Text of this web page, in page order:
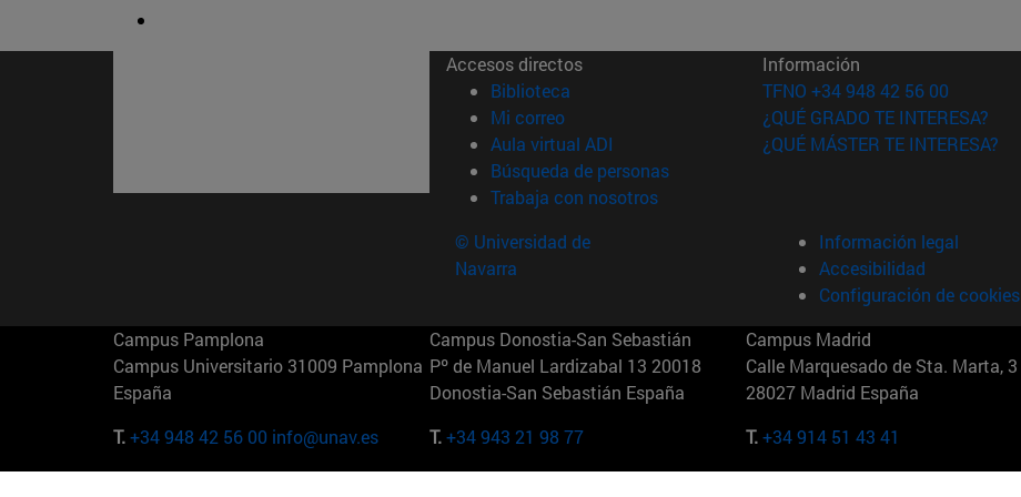
Accesos directos
Biblioteca (abre en nueva ventana)
Mi correo(abre en nueva ventana)
Aula virtual ADI (abre en nueva ventana)
Búsqueda de personas(abre en nueva ventana)
Trabaja con nosotros(abre en nueva ventana)
Información
TFNO +34 948 42 56 00
¿QUÉ GRADO TE INTERESA?
¿QUÉ MÁSTER TE INTERESA?
© Universidad de
Navarra
Información legal
Accesibilidad
Configuración de cookies
Campus Pamplona
Campus Universitario 31009 Pamplona
España
T.+34 948 42 56 00 info@unav.es
Campus Donostia-San Sebastián
Pº de Manuel Lardizabal 13 20018
Donostia-San Sebastián España
T.+34 943 21 98 77
Campus Madrid
Calle Marquesado de Sta. Marta, 3
28027 Madrid España
T.+34 914 51 43 41